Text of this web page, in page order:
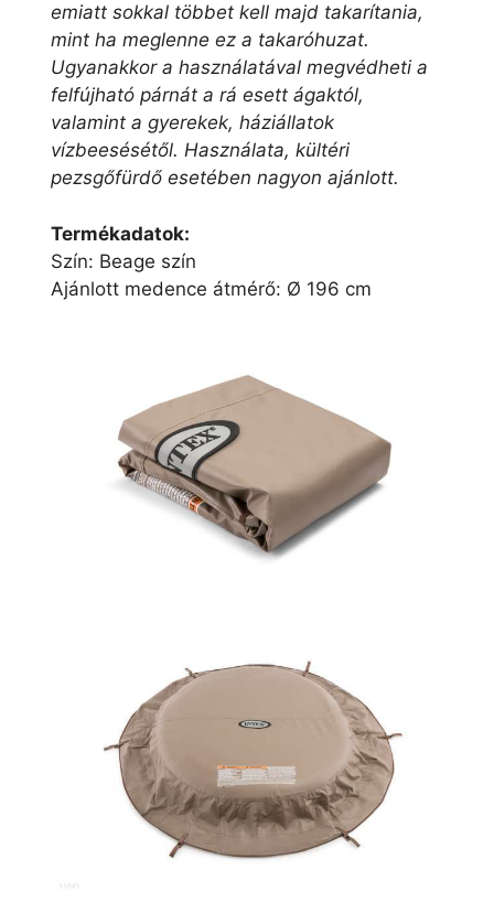
emiatt sokkal többet kell majd takarítania,
mint ha meglenne ez a takaróhuzat.
Ugyanakkor a használatával megvédheti a
felfújható párnát a rá esett ágaktól,
valamint a gyerekek, háziállatok
vízbeesésétől. Használata, kültéri
pezsgőfürdő esetében nagyon ajánlott.
Termékadatok:
Szín: Beage szín
Ajánlott medence átmérő: Ø 196 cm